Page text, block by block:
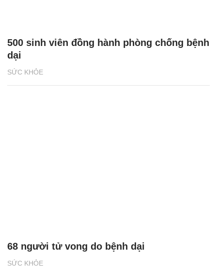
SỨC KHỎE
500 sinh viên đồng hành phòng chống bệnh
dại
SỨC KHỎE
68 người tử vong do bệnh dại